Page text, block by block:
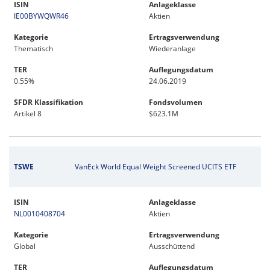
ISIN
IE00BYWQWR46
Anlageklasse
Aktien
Kategorie
Thematisch
Ertragsverwendung
Wiederanlage
TER
0.55%
Auflegungsdatum
24.06.2019
SFDR Klassifikation
Artikel 8
Fondsvolumen
$623.1M
TSWE VanEck World Equal Weight Screened UCITS ETF
ISIN
NL0010408704
Anlageklasse
Aktien
Kategorie
Global
Ertragsverwendung
Ausschüttend
TER Auflegungsdatum